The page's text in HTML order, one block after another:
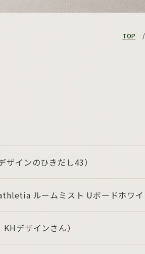
TOP /
インのひきだし43）
ルームミスト Uボードホワイ
KHデザインさん）